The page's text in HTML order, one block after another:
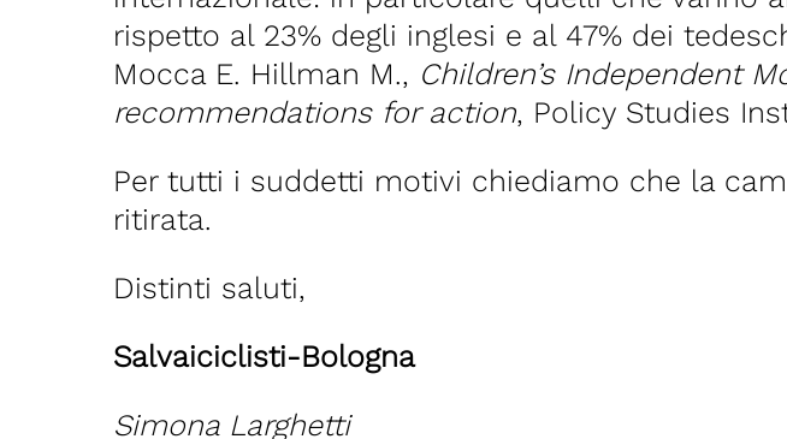
rispetto al 23% degli inglesi e al 47% dei
Mocca E. Hillman M., Children’s Independent
recommendations for action, Policy Studies
Per tutti i suddetti motivi chiediamo che la
ritirata.
Distinti saluti,
Salvaiciclisti-Bologna
Simona Larghetti